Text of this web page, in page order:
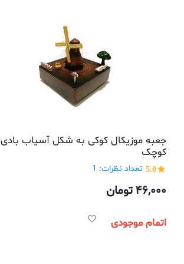
جعبه موزیکال کوکی به شکل آسیاب بادی
کوچک
5.0 تعداد نظرات: 1
46,000تومان
اتمام موجودی